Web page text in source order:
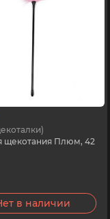
щекотания Плюм, 42
в наличии